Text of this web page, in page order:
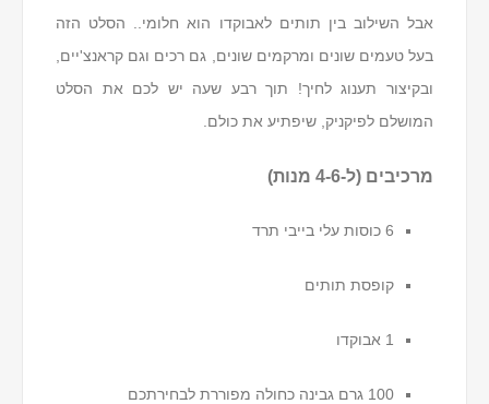
אבל השילוב בין תותים לאבוקדו הוא חלומי.. הסלט הזה
בעל טעמים שונים ומרקמים שונים, גם רכים וגם קראנצ'יים,
ובקיצור תענוג לחיך! תוך רבע שעה יש לכם את הסלט
המושלם לפיקניק, שיפתיע את כולם.
מרכיבים (ל-4-6 מנות)
6 כוסות עלי בייבי תרד
קופסת תותים
1 אבוקדו
100 גרם גבינה כחולה מפוררת לבחירתכם